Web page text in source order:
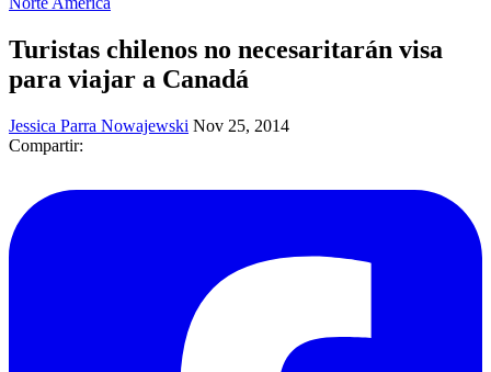
Turistas chilenos no necesaritarán visa
para viajar a Canadá
Jessica Parra Nowajewski Nov 25, 2014
Compartir: